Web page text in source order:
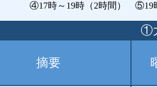
～19時（2時間） ⑤19時～
①
摘要